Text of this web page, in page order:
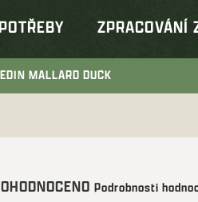
ZPRACOVÁNÍ
MALLARD DUCK
Podrobnosti